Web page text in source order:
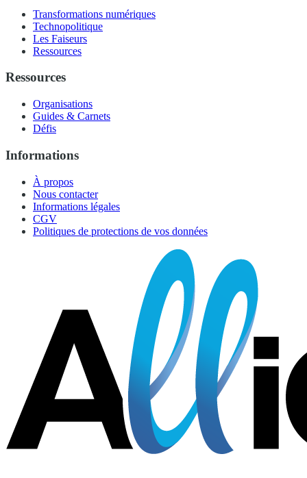
Transformations numériques
Technopolitique
Les Faiseurs
Ressources
Ressources
Organisations
Guides & Carnets
Défis
Informations
À propos
Nous contacter
Informations légales
CGV
Politiques de protections de vos données